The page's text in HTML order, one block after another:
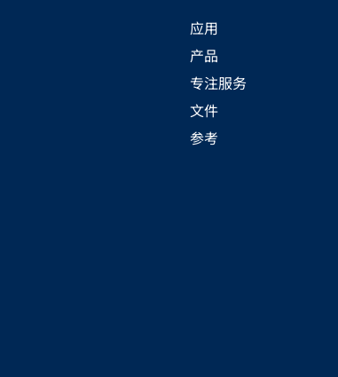
应用
产品
专注服务
文件
参考